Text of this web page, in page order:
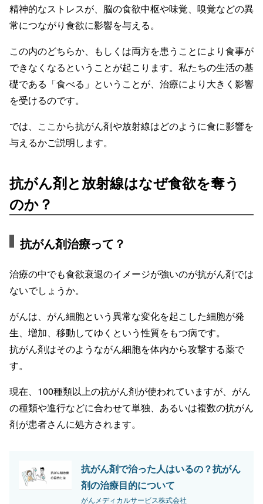
精神的なストレスが、脳の食欲中枢や味覚、嗅覚などの異
常につながり食欲に影響を与える。
この内のどちらか、もしくは両方を患うことにより食事が
できなくなるということが起こります。私たちの生活の基
礎である「食べる」ということが、治療により大きく影響
を受けるのです。
では、ここから抗がん剤や放射線はどのように食に影響を
与えるかご説明します。
抗がん剤と放射線はなぜ食欲を奪う
のか？
抗がん剤治療って？
治療の中でも食欲衰退のイメージが強いのが抗がん剤では
ないでしょうか。
がんは、がん細胞という異常な変化を起こした細胞が発
生、増加、移動してゆくという性質をもつ病です。
抗がん剤はそのようながん細胞を体内から攻撃する薬で
す。
現在、100種類以上の抗がん剤が使われていますが、がん
の種類や進行などに合わせて単独、あるいは複数の抗がん
剤が患者さんに処方されます。
抗がん剤で治った人はいるの？抗がん
剤の治療目的について
がんメディカルサービス株式会社